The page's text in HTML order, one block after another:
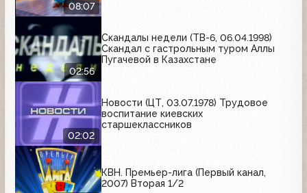
08:07
02:56
Скандалы недели (ТВ-6, 06.04.1998)
Скандал с гастрольным туром Аллы
Пугачевой в Казахстане
02:02
Новости (ЦТ, 03.07.1978) Трудовое
воспитание киевских
старшеклассников
КВН. Премьер-лига (Первый канал,
2007) Вторая 1/2